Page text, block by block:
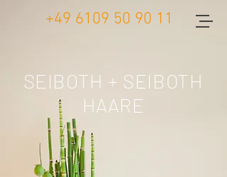
+49 6109 50 90 11
SEIBOTH + SEIBOTH
HAARE